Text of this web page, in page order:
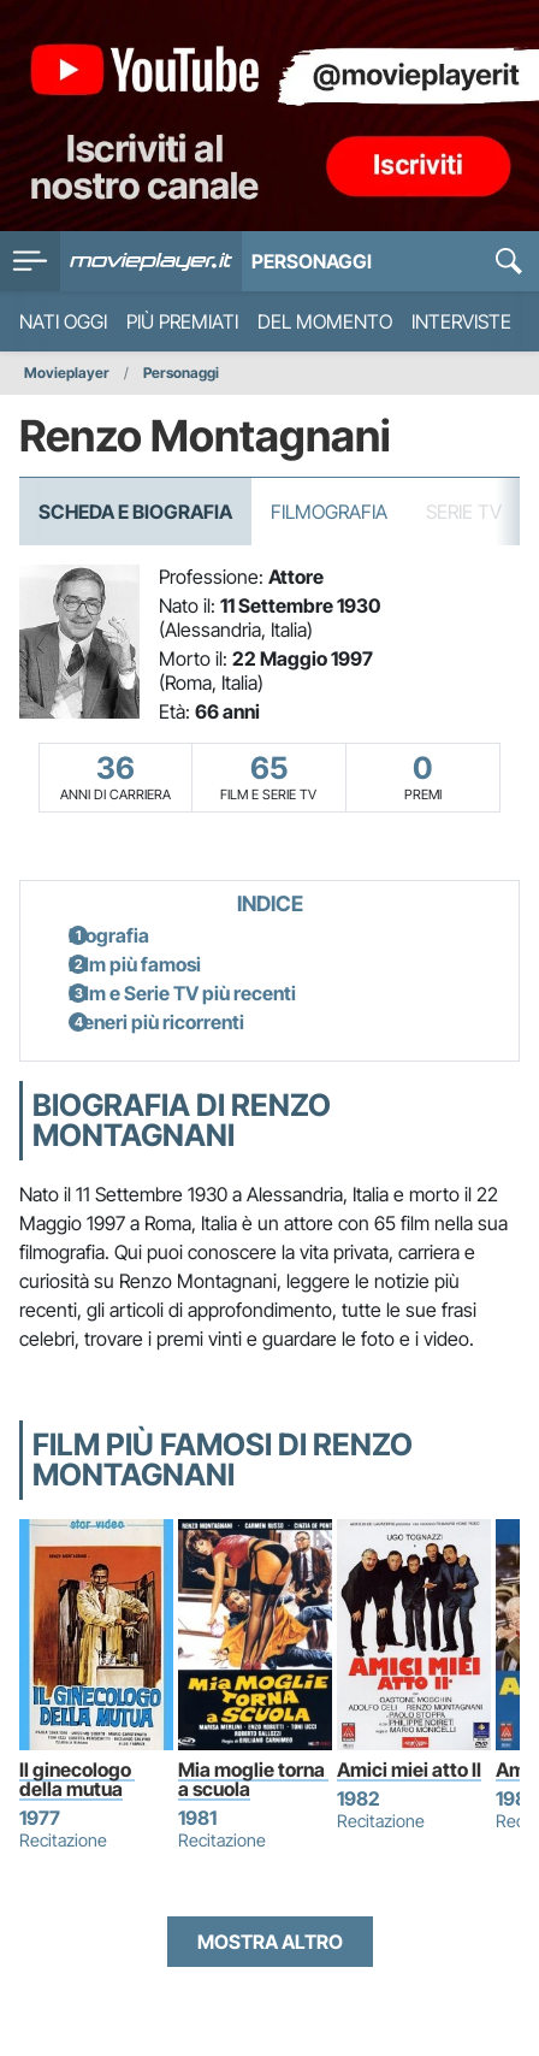
PERSONAGGI
NATI OGGI PIÙ PREMIATI DEL MOMENTO INTERVISTE
Movieplayer Personaggi
Renzo Montagnani
SCHEDA E BIOGRAFIA FILMOGRAFIA SERIE TV
Professione: Attore
Nato il: 11 Settembre 1930
(Alessandria, Italia)
Morto il: 22 Maggio 1997
(Roma, Italia)
Età: 66 anni
36
ANNI DI CARRIERA
65
FILM E SERIE TV
0
PREMI
INDICE
Biografia
Film più famosi
Film e Serie TV più recenti
Generi più ricorrenti
BIOGRAFIA DI RENZO
MONTAGNANI
Nato il 11 Settembre 1930 a Alessandria, Italia e morto il 22
Maggio 1997 a Roma, Italia è un attore con 65 film nella sua
filmografia. Qui puoi conoscere la vita privata, carriera e
curiosità su Renzo Montagnani, leggere le notizie più
recenti, gli articoli di approfondimento, tutte le sue frasi
celebri, trovare i premi vinti e guardare le foto e i video.
FILM PIÙ FAMOSI DI RENZO
MONTAGNANI
Il ginecologo
della mutua
1977
Recitazione
Mia moglie torna
a scuola
1981
Recitazione
Amici miei atto II
1982
Recitazione
1985
MOSTRA ALTRO